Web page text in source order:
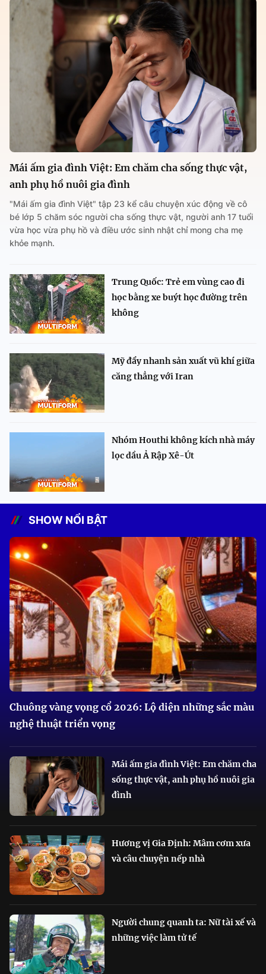
Mái ấm gia đình Việt: Em chăm cha sống thực vật,
anh phụ hồ nuôi gia đình
"Mái ấm gia đình Việt" tập 23 kể câu chuyện xúc động về cô
bé lớp 5 chăm sóc người cha sống thực vật, người anh 17 tuổi
vừa học vừa phụ hồ và điều ước sinh nhật chỉ mong cha mẹ
khỏe mạnh.
Trung Quốc: Trẻ em vùng cao đi
học bằng xe buýt học đường trên
không
Mỹ đẩy nhanh sản xuất vũ khí giữa
căng thẳng với Iran
Nhóm Houthi không kích nhà máy
lọc dầu Ả Rập Xê-Út
SHOW NỔI BẬT
Chuông vàng vọng cổ 2026: Lộ diện những sắc màu
nghệ thuật triển vọng
Mái ấm gia đình Việt: Em chăm cha
sống thực vật, anh phụ hồ nuôi gia
đình
Hương vị Gia Định: Mâm cơm xưa
và câu chuyện nếp nhà
Người chung quanh ta: Nữ tài xế và
những việc làm tử tế